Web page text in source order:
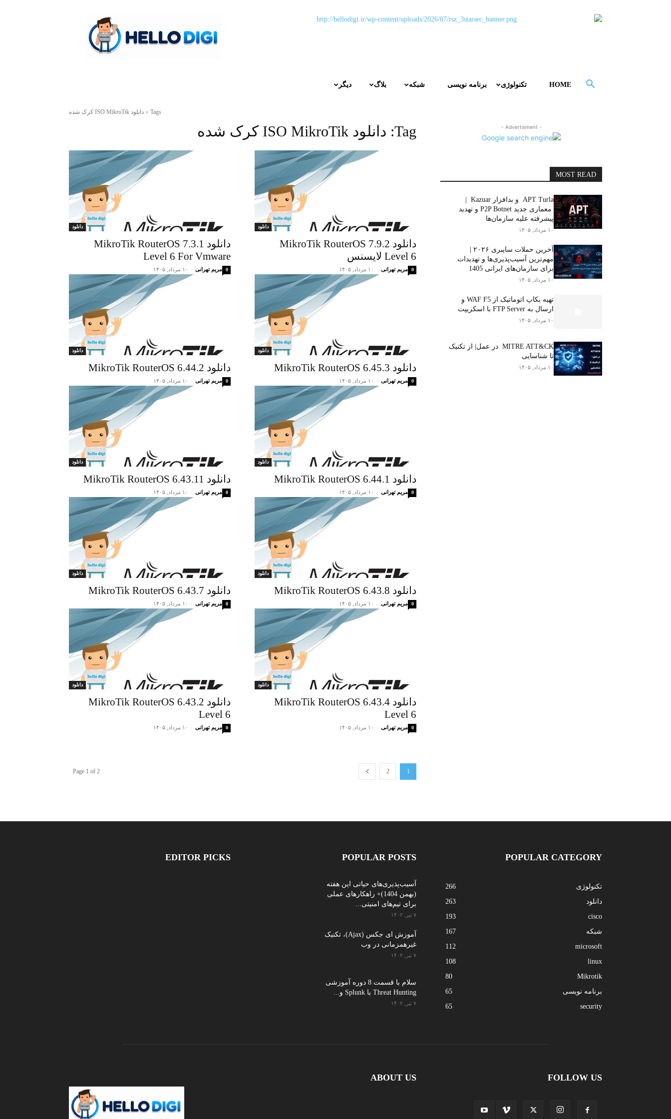
دیگر بلاگ شبکه برنامه نویسی تکنولوژی HOME
Tags دانلود ISO MikroTik کرک شده
Tag: دانلود ISO MikroTik کرک شده
دانلود
دانلود MikroTik RouterOS 7.9.2
Level 6 لایسنس
مریم تهرانی - ۱۰ مرداد, ۱۴۰۵ 0
دانلود
دانلود MikroTik RouterOS 7.3.1
Level 6 For Vmware
مریم تهرانی - ۱۰ مرداد, ۱۴۰۵ 0
دانلود
دانلود MikroTik RouterOS 6.45.3
مریم تهرانی - ۱۰ مرداد, ۱۴۰۵ 0
دانلود
دانلود MikroTik RouterOS 6.44.2
مریم تهرانی - ۱۰ مرداد, ۱۴۰۵ 0
دانلود
دانلود MikroTik RouterOS 6.44.1
مریم تهرانی - ۱۰ مرداد, ۱۴۰۵ 0
دانلود
دانلود MikroTik RouterOS 6.43.11
مریم تهرانی - ۱۰ مرداد, ۱۴۰۵ 0
دانلود
دانلود MikroTik RouterOS 6.43.8
مریم تهرانی - ۱۰ مرداد, ۱۴۰۵ 0
دانلود
دانلود MikroTik RouterOS 6.43.7
مریم تهرانی - ۱۰ مرداد, ۱۴۰۵ 0
دانلود
دانلود MikroTik RouterOS 6.43.4
Level 6
مریم تهرانی - ۱۰ مرداد, ۱۴۰۵ 0
دانلود
دانلود MikroTik RouterOS 6.43.2
Level 6
مریم تهرانی - ۱۰ مرداد, ۱۴۰۵ 0
1
2
Page 1 of 2
- Advertisment -
MOST READ
معماری جدید P2P Botnet و تهدید
پیشرفته علیه سازمان‌ها
۱۰ مرداد, ۱۴۰۵
مهم‌ترین آسیب‌پذیری‌ها و تهدیدات
برای سازمان‌های ایرانی 1405
۱۰ مرداد, ۱۴۰۵
تهیه بکاپ اتوماتیک از WAF F5 و
ارسال به FTP Server با اسکریپت
۱۰ مرداد, ۱۴۰۵
MITRE ATT&CK در عمل| از تکنیک
تا شناسایی
۱۰ مرداد, ۱۴۰۵
EDITOR PICKS POPULAR POSTS
آسیب‌پذیری‌های حیاتی این هفته
(بهمن 1404)+ راهکارهای عملی
برای تیم‌های امنیتی...
۷ تیر, ۱۴۰۲
آموزش ای جکس (Ajax)، تکنیک
غیرهمزمانی در وب
۷ تیر, ۱۴۰۲
سلام با قسمت 8 دوره آموزشی
Threat Hunting با Splunk و...
۷ تیر, ۱۴۰۲
POPULAR CATEGORY
تکنولوژی
266
دانلود
263
cisco
193
شبکه
167
microsoft
112
linux
108
Mikrotik
80
برنامه نویسی
65
security
65
ABOUT US FOLLOW US